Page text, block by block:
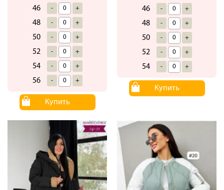
46 - +
48 - +
50 - +
52 - +
54 - +
56 - +
Купить
46 - +
48 - +
50 - +
52 - +
54 - +
Купить